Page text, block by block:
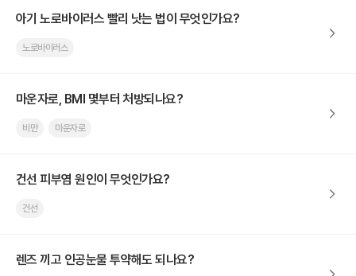
아기 노로바이러스 빨리 낫는 법이 무엇인가요?
노로바이러스
마운자로, BMI 몇부터 처방되나요?
비만 마운자로
건선 피부염 원인이 무엇인가요?
건선
렌즈 끼고 인공눈물 투약해도 되나요?